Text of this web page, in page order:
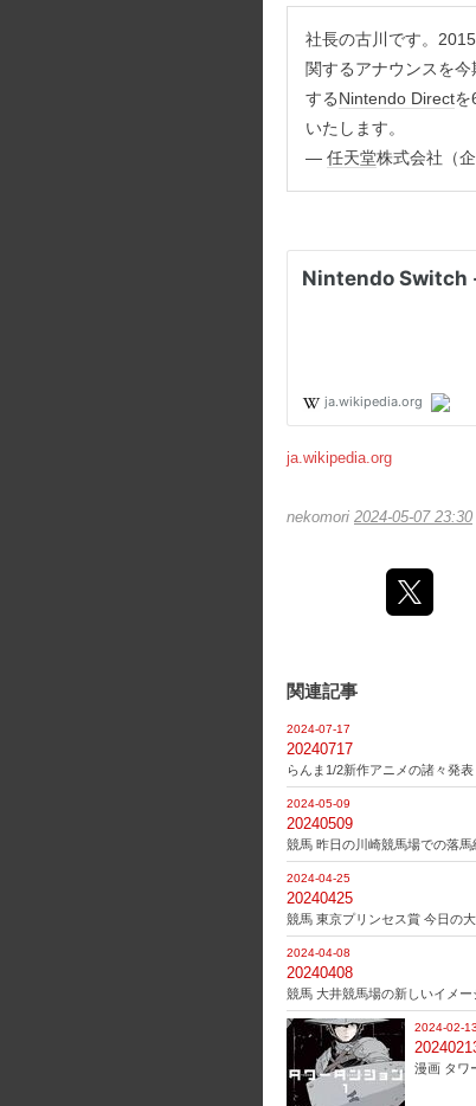
社長の古川です。
関するアナウンスを
するNintendo Directを
いたします。
— 任天堂株式会社（
ja.wikipedia.org
nekomori 2024-05-07 23:30
関連記事
2024-07-17
20240717
らんま1/2新作アニメの諸々発
2024-05-09
20240509
競馬 昨日の川崎競馬場での落
2024-04-25
20240425
競馬 東京プリンセス賞 今日の
2024-04-08
20240408
競馬 大井競馬場の新しいイメ
2024-02-13
漫画 タワ